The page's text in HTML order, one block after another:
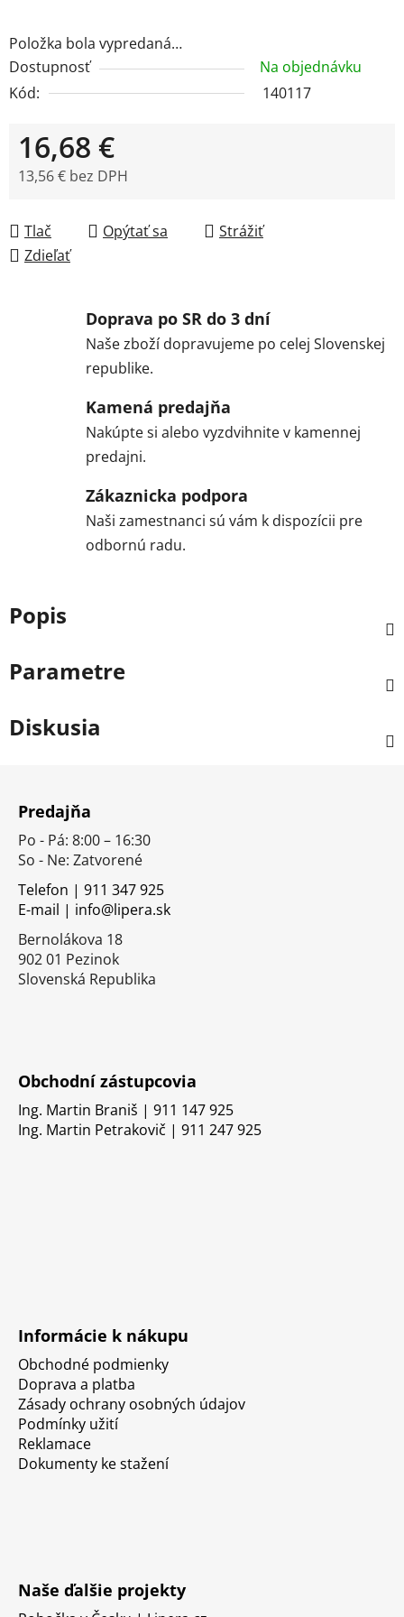
Položka bola vypredaná…
Dostupnosť
Na objednávku
Kód:
140117
16,68 €
13,56 € bez DPH
Tlač
Opýtať sa
Strážiť
Zdieľať
Doprava po SR do 3 dní
Naše zboží dopravujeme po celej Slovenskej
republike.
Kamená predajňa
Nakúpte si alebo vyzdvihnite v kamennej
predajni.
Zákaznicka podpora
Naši zamestnanci sú vám k dispozícii pre
odbornú radu.
Popis
Parametre
Diskusia
Predajňa
Po - Pá: 8:00 – 16:30
So - Ne: Zatvorené
Telefon | 911 347 925
E-mail | info@lipera.sk
Bernolákova 18
902 01 Pezinok
Slovenská Republika
Obchodní zástupcovia
Ing. Martin Braniš | 911 147 925
Ing. Martin Petrakovič | 911 247 925
Informácie k nákupu
Obchodné podmienky
Doprava a platba
Zásady ochrany osobných údajov
Podmínky užití
Reklamace
Dokumenty ke stažení
Naše ďalšie projekty